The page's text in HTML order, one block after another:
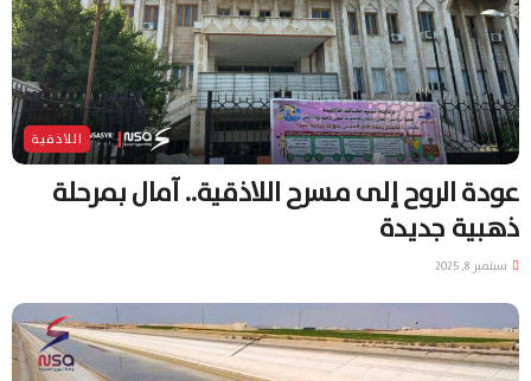
اللاذقية
عودة الروح إلى مسرح اللاذقية.. آمال بمرحلة
ذهبية جديدة
سبتمبر 8, 2025